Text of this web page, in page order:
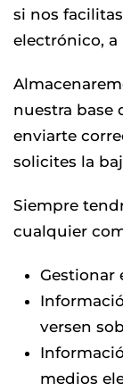
si nos
electrónico, a
nuestra base
enviarte
solicites la
Siempre
cualquier
Gestionar
versen
medios